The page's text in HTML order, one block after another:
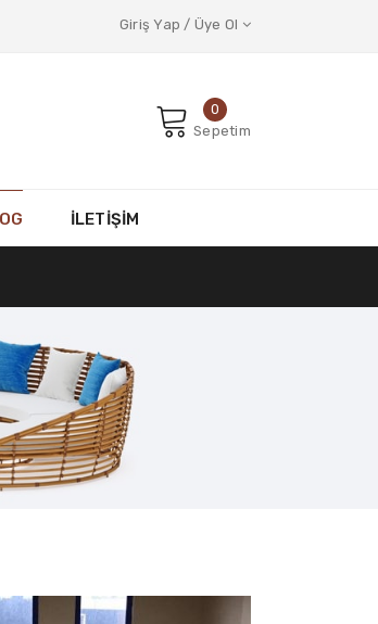
Giriş Yap / Üye Ol
Sepetim
0
İLETİŞİM